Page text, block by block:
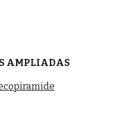
AMPLIADAS